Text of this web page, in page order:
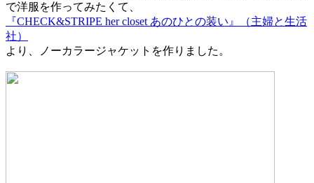
で洋服を作ってみたくて、
『CHECK&STRIPE her closet あのひとの装い』（主婦と生活
社）
より、ノーカラージャケットを作りました。